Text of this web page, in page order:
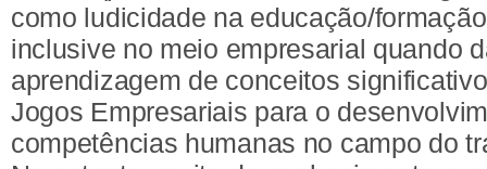
como ludicidade na educação/
inclusive no meio empresarial quando
aprendizagem de conceitos
Jogos Empresariais para o
competências humanas no campo do